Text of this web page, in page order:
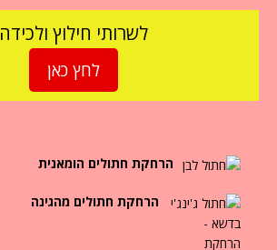
לשרותי חילוץ ולכידה
לחץ כאן
הרחקת חתולים הומאנית
הרחקת חתולים מהגינה